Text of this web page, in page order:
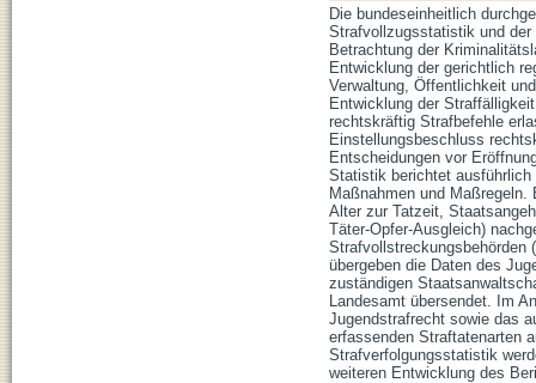
Die bundeseinheitlich
Strafvollzugsstatistik und
Betrachtung der
Entwicklung der gerichtlich
Verwaltung, Öffentlichkeit
Entwicklung der
rechtskräftig Strafbefehle
Einstellungsbeschluss
Entscheidungen vor
Statistik berichtet ausführlich
Maßnahmen und
Alter zur Tatzeit,
Täter-Opfer-Ausgleich)
Strafvollstreckungsbehörden
übergeben die Daten des
zuständigen
Landesamt übersendet. Im
Jugendstrafrecht sowie das
erfassenden Straftatenarten
Strafverfolgungsstatistik
weiteren Entwicklung des